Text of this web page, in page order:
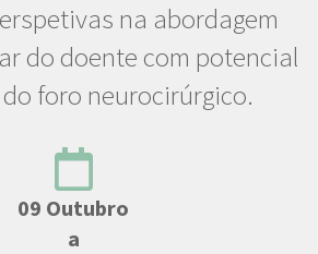
na abordagem
do doente com potencial
foro neurocirúrgico.
09 Outubro
a